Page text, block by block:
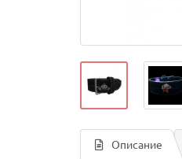
Описание